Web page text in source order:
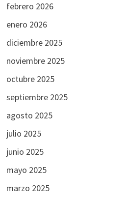
febrero 2026
enero 2026
diciembre 2025
noviembre 2025
octubre 2025
septiembre 2025
agosto 2025
julio 2025
junio 2025
mayo 2025
marzo 2025